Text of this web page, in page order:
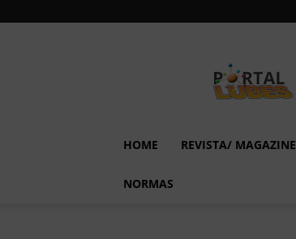
em
Foco
HOME REVISTA/ MAGAZINE
NORMAS